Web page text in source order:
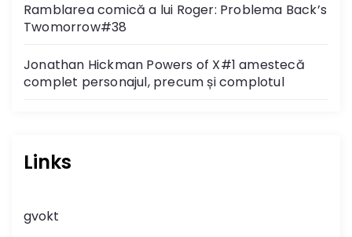
Ramblarea comică a lui Roger: Problema Back’s
Twomorrow#38
Jonathan Hickman Powers of X#1 amestecă
complet personajul, precum și complotul
Links
gvokt